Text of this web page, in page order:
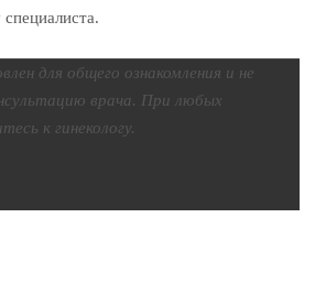
для общего ознакомления и не
врача. При любых
к гинекологу.